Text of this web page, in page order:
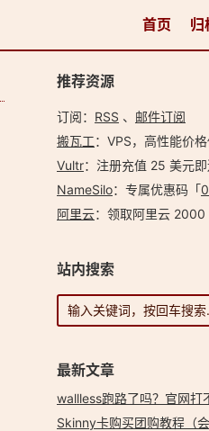
首页 归
推荐资源
订阅： RSS 、 邮件订阅
搬瓦工：VPS，高性能价格
Vultr：注册充值 25 美元即
NameSilo：专属优惠码「
阿里云：领取阿里云 2000
站内搜索
最新文章
wallless跑路了吗？官网打
Skinny卡购买团购教程（会